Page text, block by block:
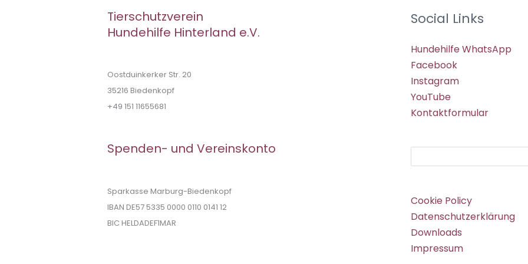
Tierschutzverein
Hundehilfe Hinterland e.V.
Oostduinkerker Str. 20
35216 Biedenkopf
+49 151 11655681
Spenden- und Vereinskonto
Sparkasse Marburg-Biedenkopf
IBAN DE57 5335 0000 0110 0141 12
BIC HELDADEF1MAR
Social Links
Hundehilfe WhatsApp
Facebook
Instagram
YouTube
Kontaktformular
Cookie Policy
Datenschutzerklärung
Downloads
Impressum